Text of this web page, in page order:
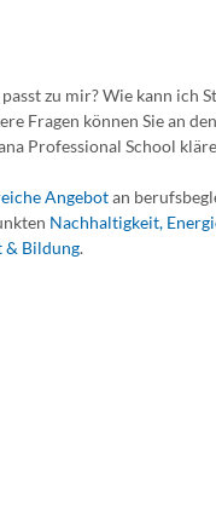
zu mir? Wie kann
Fragen können Sie an
Professional School
Angebotan
Nachhaltigkeit,
& Bildung.